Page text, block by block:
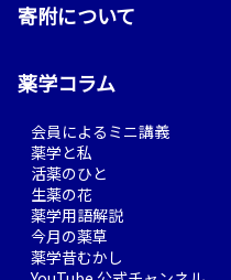
寄附について
薬学コラム
会員によるミニ講義
薬学と私
活薬のひと
生薬の花
薬学用語解説
今月の薬草
薬学昔むかし